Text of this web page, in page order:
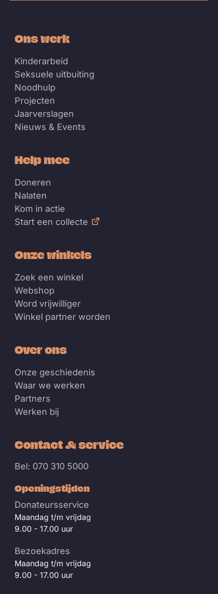
Ons werk
Kinderarbeid
Seksuele uitbuiting
Noodhulp
Projecten
Jaarverslagen
Nieuws & Events
Help mee
Doneren
Nalaten
Kom in actie
Start een collecte
Onze winkels
Zoek een winkel
Webshop
Word vrijwilliger
Winkel partner worden
Over ons
Onze geschiedenis
Waar we werken
Partners
Werken bij
Contact & service
Bel: 070 310 5000
Openingstijden
Donateursservice
Maandag t/m vrijdag
9.00 - 17.00 uur
Bezoekadres
Maandag t/m vrijdag
9.00 - 17.00 uur